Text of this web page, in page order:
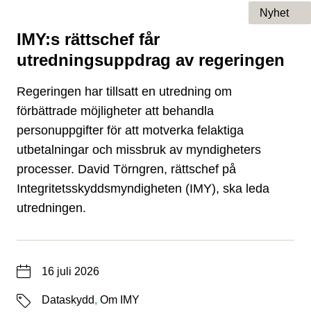
IMY:s rättschef får
utredningsuppdrag av regeringen
Typ av sida
Nyhet
Regeringen har tillsatt en utredning om
förbättrade möjligheter att behandla
personuppgifter för att motverka felaktiga
utbetalningar och missbruk av myndigheters
processer. David Törngren, rättschef på
Integritetsskyddsmyndigheten (IMY), ska leda
utredningen.
Datum16 juli 2026
EtiketterDataskydd, Om IMY